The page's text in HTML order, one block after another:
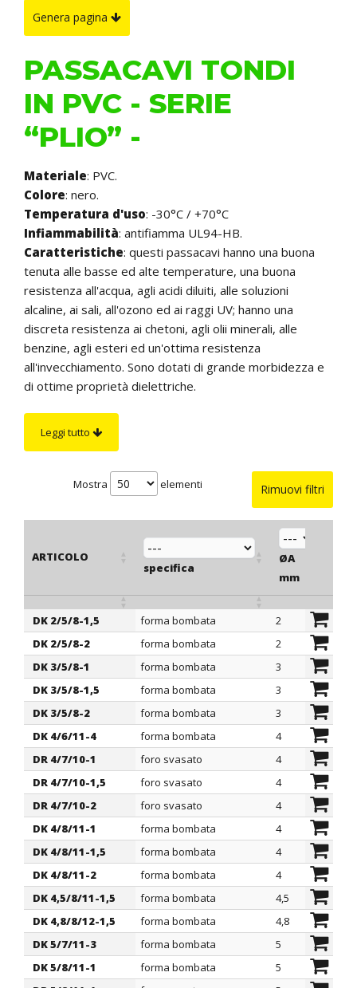
Genera pagina
PASSACAVI TONDI
IN PVC - SERIE
“PLIO” -
Materiale: PVC.
Colore: nero.
Temperatura d'uso: -30°C / +70°C
Infiammabilità: antifiamma UL94-HB.
Caratteristiche: questi passacavi hanno una buona
tenuta alle basse ed alte temperature, una buona
resistenza all'acqua, agli acidi diluiti, alle soluzioni
alcaline, ai sali, all'ozono ed ai raggi UV; hanno una
discreta resistenza ai chetoni, agli olii minerali, alle
benzine, agli esteri ed un'ottima resistenza
all'invecchiamento. Sono dotati di grande morbidezza e
di ottime proprietà dielettriche.
utilizzare i nostri passacavi su qualsiasi apparecchiatura.
colori per quantità.
Leggi tutto
Rimuovi filtri
Mostra elementi
ARTICOLO
specifica
ØA
mm
ARTICOLO
specifica
ØA
mm
DK 2/5/8-1,5 forma bombata 2
DK 2/5/8-2
forma bombata 2
DK 3/5/8-1
forma bombata 3
DK 3/5/8-1,5
forma bombata 3
DK 3/5/8-2
forma bombata 3
DK 4/6/11-4
forma bombata 4
DR 4/7/10-1
foro svasato 4
DR 4/7/10-1,5
foro svasato 4
DR 4/7/10-2
foro svasato 4
DK 4/8/11-1
forma bombata 4
DK 4/8/11-1,5
forma bombata 4
DK 4/8/11-2
forma bombata 4
DK 4,5/8/11-1,5
forma bombata 4,5
DK 4,8/8/12-1,5
forma bombata 4,8
DK 5/7/11-3
forma bombata 5
DK 5/8/11-1
forma bombata 5